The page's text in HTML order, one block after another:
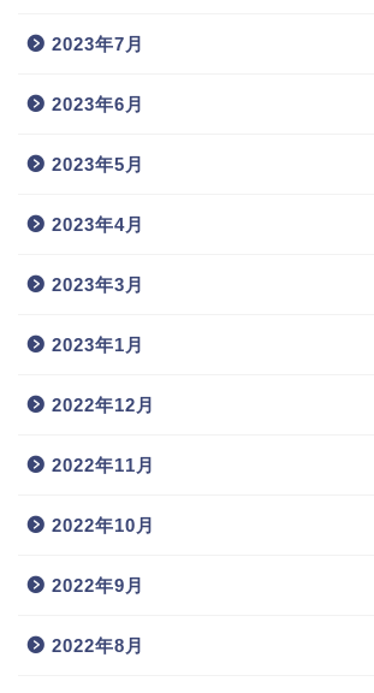
2023年7月
2023年6月
2023年5月
2023年4月
2023年3月
2023年1月
2022年12月
2022年11月
2022年10月
2022年9月
2022年8月